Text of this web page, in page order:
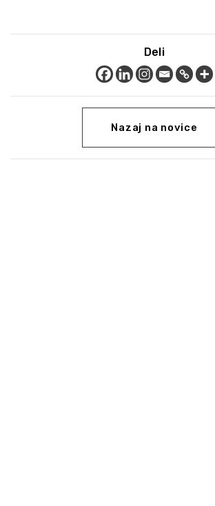
Deli
Nazaj na novice